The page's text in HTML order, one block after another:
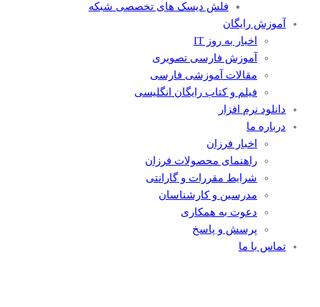
فلش دیسک های تخصصی شبکه
آموزش رایگان
اخبار به روز IT
آموزش فارسی تصویری
مقالات آموزشی فارسی
فیلم و کتاب رایگان انگلیسی
دانلود نرم افزار
درباره ما
اخبار فرزان
راهنمای محصولات فرزان
شرایط مقررات و گارانتی
مدرسین و کارشناسان
دعوت به همکاری
پرسش و پاسخ
تماس با ما